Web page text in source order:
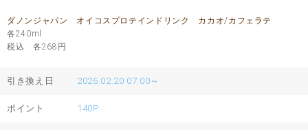
ダノンジャパン オイコスプロテインドリンク カカオ/カフェラテ
各240ml
税込 各268 円
引き換え日 2026.02.20 07:00～
ポイント 140P